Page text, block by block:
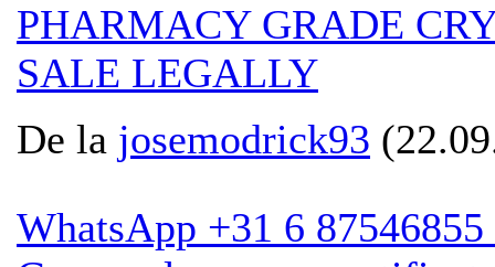
PHARMACY GRADE
SALE LEGALLY
De la josemodrick93
WhatsApp +31 6